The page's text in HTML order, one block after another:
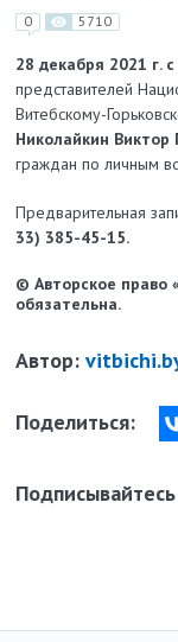
0 5710
28 декабря 2021 г.
представителей
Витебскому-
Николайкин
граждан по личным
Предварительная
33) 385-45-15.
© Авторское право
обязательна.
Автор:
Поделиться: